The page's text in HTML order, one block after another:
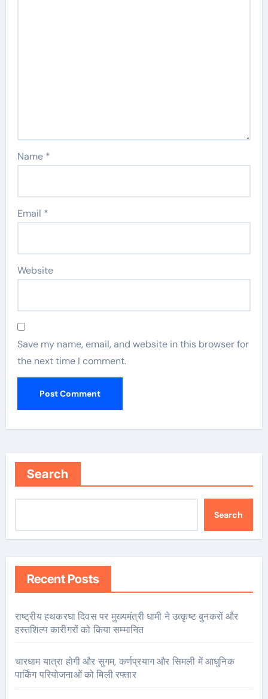
Name *
Email *
Website
Save my name, email, and website in this browser for
the next time I comment.
Search
Search
Recent Posts
राष्ट्रीय हथकरघा दिवस पर मुख्यमंत्री धामी ने उत्कृष्ट बुनकरों और
हस्तशिल्प कारीगरों को किया सम्मानित
चारधाम यात्रा होगी और सुगम, कर्णप्रयाग और सिमली में आधुनिक
पार्किंग परियोजनाओं को मिली रफ्तार